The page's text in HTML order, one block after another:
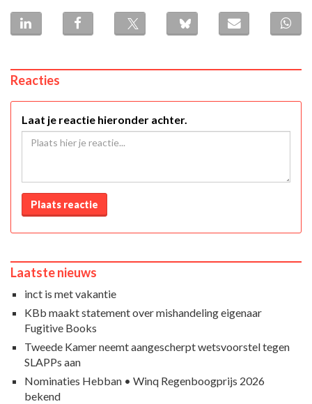
Reacties
Laat je reactie hieronder achter.
Plaats reactie
Laatste nieuws
inct is met vakantie
KBb maakt statement over mishandeling eigenaar
Fugitive Books
Tweede Kamer neemt aangescherpt wetsvoorstel tegen
SLAPPs aan
Nominaties Hebban • Winq Regenboogprijs 2026
bekend